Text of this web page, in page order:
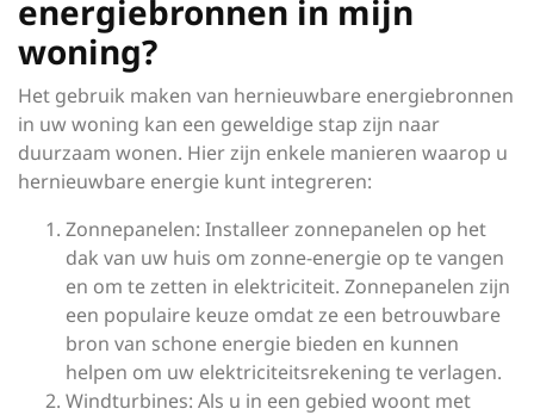
energiebronnen in mijn
woning?
Het gebruik maken van hernieuwbare energiebronnen
in uw woning kan een geweldige stap zijn naar
duurzaam wonen. Hier zijn enkele manieren waarop u
hernieuwbare energie kunt integreren:
Zonnepanelen: Installeer zonnepanelen op het
dak van uw huis om zonne-energie op te vangen
en om te zetten in elektriciteit. Zonnepanelen zijn
een populaire keuze omdat ze een betrouwbare
bron van schone energie bieden en kunnen
helpen om uw elektriciteitsrekening te verlagen.
Windturbines: Als u in een gebied woont met